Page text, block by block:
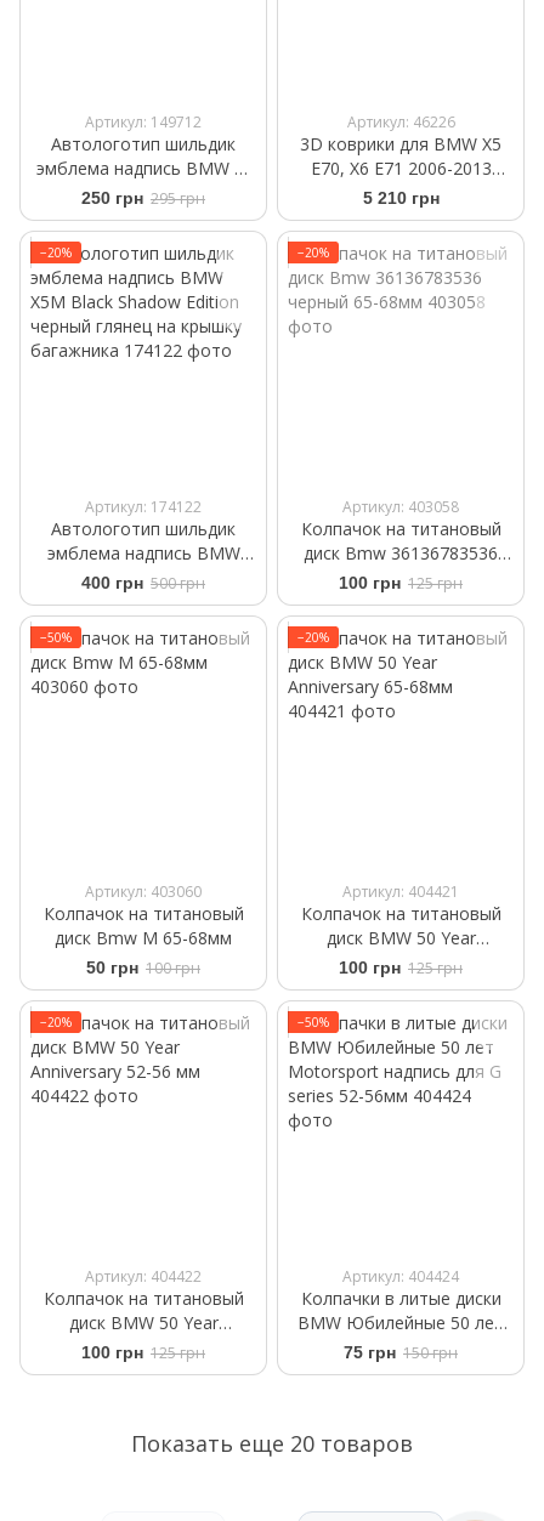
Артикул: 149712
Автологотип шильдик
эмблема надпись BMW M
55мм Performance Black
250 грн 295 грн
Артикул: 46226
3D коврики для BMW X5
E70, X6 E71 2006-2013
бежевые задние
WeatherTech 450952
5 210 грн
−20%
Артикул: 174122
Автологотип шильдик
эмблема надпись BMW
X5M Black Shadow Edition
черный глянец на крышку
400 грн 500 грн
−20%
Артикул: 403058
Колпачок на титановый
диск Bmw 36136783536
черный 65-68мм
100 грн 125 грн
−50%
Артикул: 403060
Колпачок на титановый
диск Bmw M 65-68мм
50 грн 100 грн
−20%
Артикул: 404421
Колпачок на титановый
диск BMW 50 Year
Anniversary 65-68мм
100 грн 125 грн
−20%
Артикул: 404422
Колпачок на титановый
диск BMW 50 Year
Anniversary 52-56 мм
100 грн 125 грн
−50%
Артикул: 404424
Колпачки в литые диски
BMW Юбилейные 50 лет
Motorsport надпись для G
series 52-56мм
75 грн 150 грн
Показать еще 20 товаров